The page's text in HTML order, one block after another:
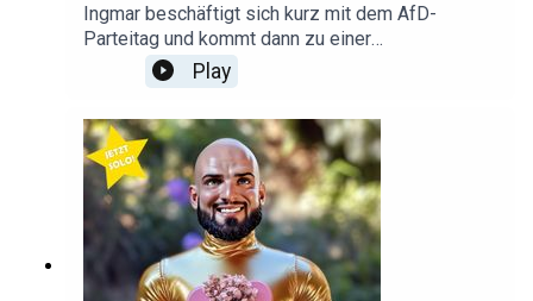
Ingmar beschäftigt sich kurz mit dem AfD-
Parteitag und kommt dann zu einer
bemerkenswerten Aussage von Alice Weidel, die
im krassen Konflikt mit Björn Höcke steht. Danach
gibt’s eine ausführliche Analyse wohnen in der
Stadt vs wohnen vor der Stadt. Für Mutti!
Play